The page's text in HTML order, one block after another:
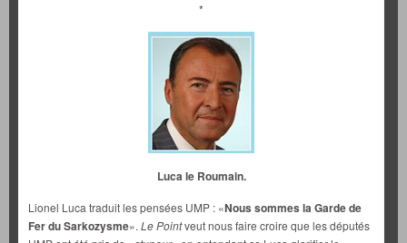
*
Luca le Roumain.
Lionel Luca traduit les pensées UMP : «Nous sommes la Garde de
Fer du Sarkozysme». Le Pointveut nous faire croire que les députés